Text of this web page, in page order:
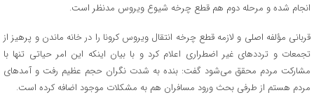
انجام شده و مرحله دوم هم قطع چرخه شیوع ویروس مدنظر است.
قربانی مؤلفه اصلی و لازمه قطع چرخه انتقال ویروس کرونا را در خانه ماندن و پرهیز از
تجمعات و ترددهای غیر اضطراری اعلام کرد و با بیان اینکه این امر حیاتی تنها با
مشارکت مردم محقق می‌شود گفت: بنده به شدت نگران حجم عظیم رفت و آمدهای
مردم هستم از طرفی بحث ورود مسافران هم به مشکلات موجود اضافه کرده است.